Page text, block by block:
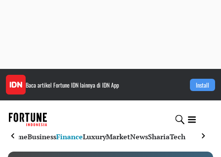
Baca artikel Fortune IDNlainnya di IDN App Install
HomeBusinessFinanceLuxuryMarketNewsShariaTech